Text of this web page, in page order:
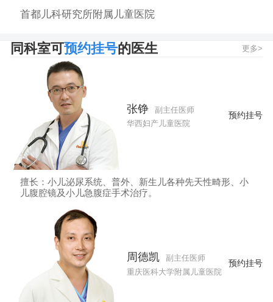
首都儿科研究所附属儿童医院
同科室可预约挂号的医生 更多>
张铮
副主任医师
华西妇产儿童医院
预约挂号
擅长：小儿泌尿系统、普外、新生儿各种先天性畸形、小
儿腹腔镜及小儿急腹症手术治疗。
周德凯
副主任医师
重庆医科大学附属儿童医院
预约挂号